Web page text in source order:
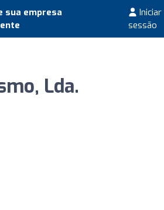
sua empresa
Iniciar
sessão
Lda.